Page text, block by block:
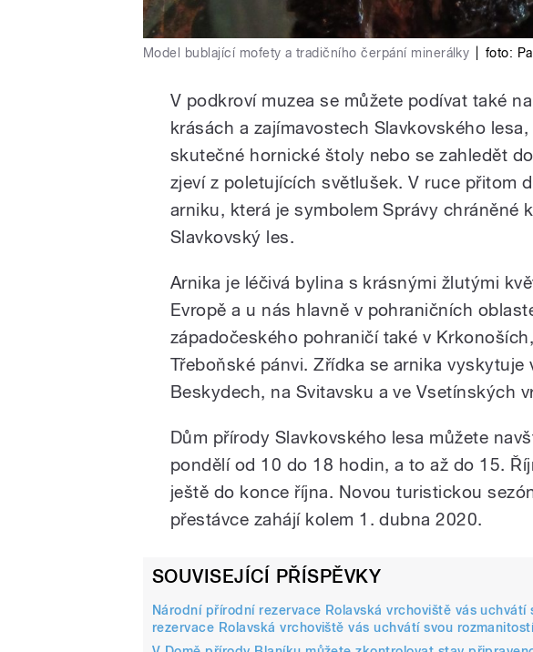
Model bublající mofety a tradičního čerpání minerálky foto:
V podkroví muzea se můžete podívat také
krásách a zajímavostech Slavkovského
skutečné hornické štoly nebo se zahledět
zjeví z poletujících světlušek. V ruce přitom
arniku, která je symbolem Správy chráněné
Slavkovský les.
Arnika je léčivá bylina s krásnými žlutými
Evropě a u nás hlavně v pohraničních
západočeského pohraničí také v
Třeboňské pánvi. Zřídka se arnika vyskytuje
Beskydech, na Svitavsku a ve Vsetínských
Dům přírody Slavkovského lesa můžete
pondělí od 10 do 18 hodin, a to až do 15.
ještě do konce října. Novou turistickou
přestávce zahájí kolem 1. dubna 2020.
SOUVISEJÍCÍ PŘÍSPĚVKY
Národní přírodní rezervace Rolavská vrchoviště vás uchvátí
rezervace Rolavská vrchoviště vás uchvátí svou